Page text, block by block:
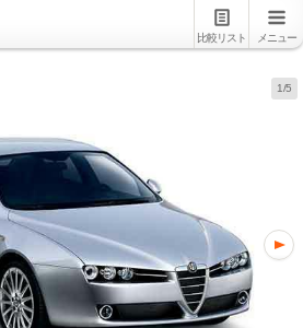
比較リスト メニュー
1/5